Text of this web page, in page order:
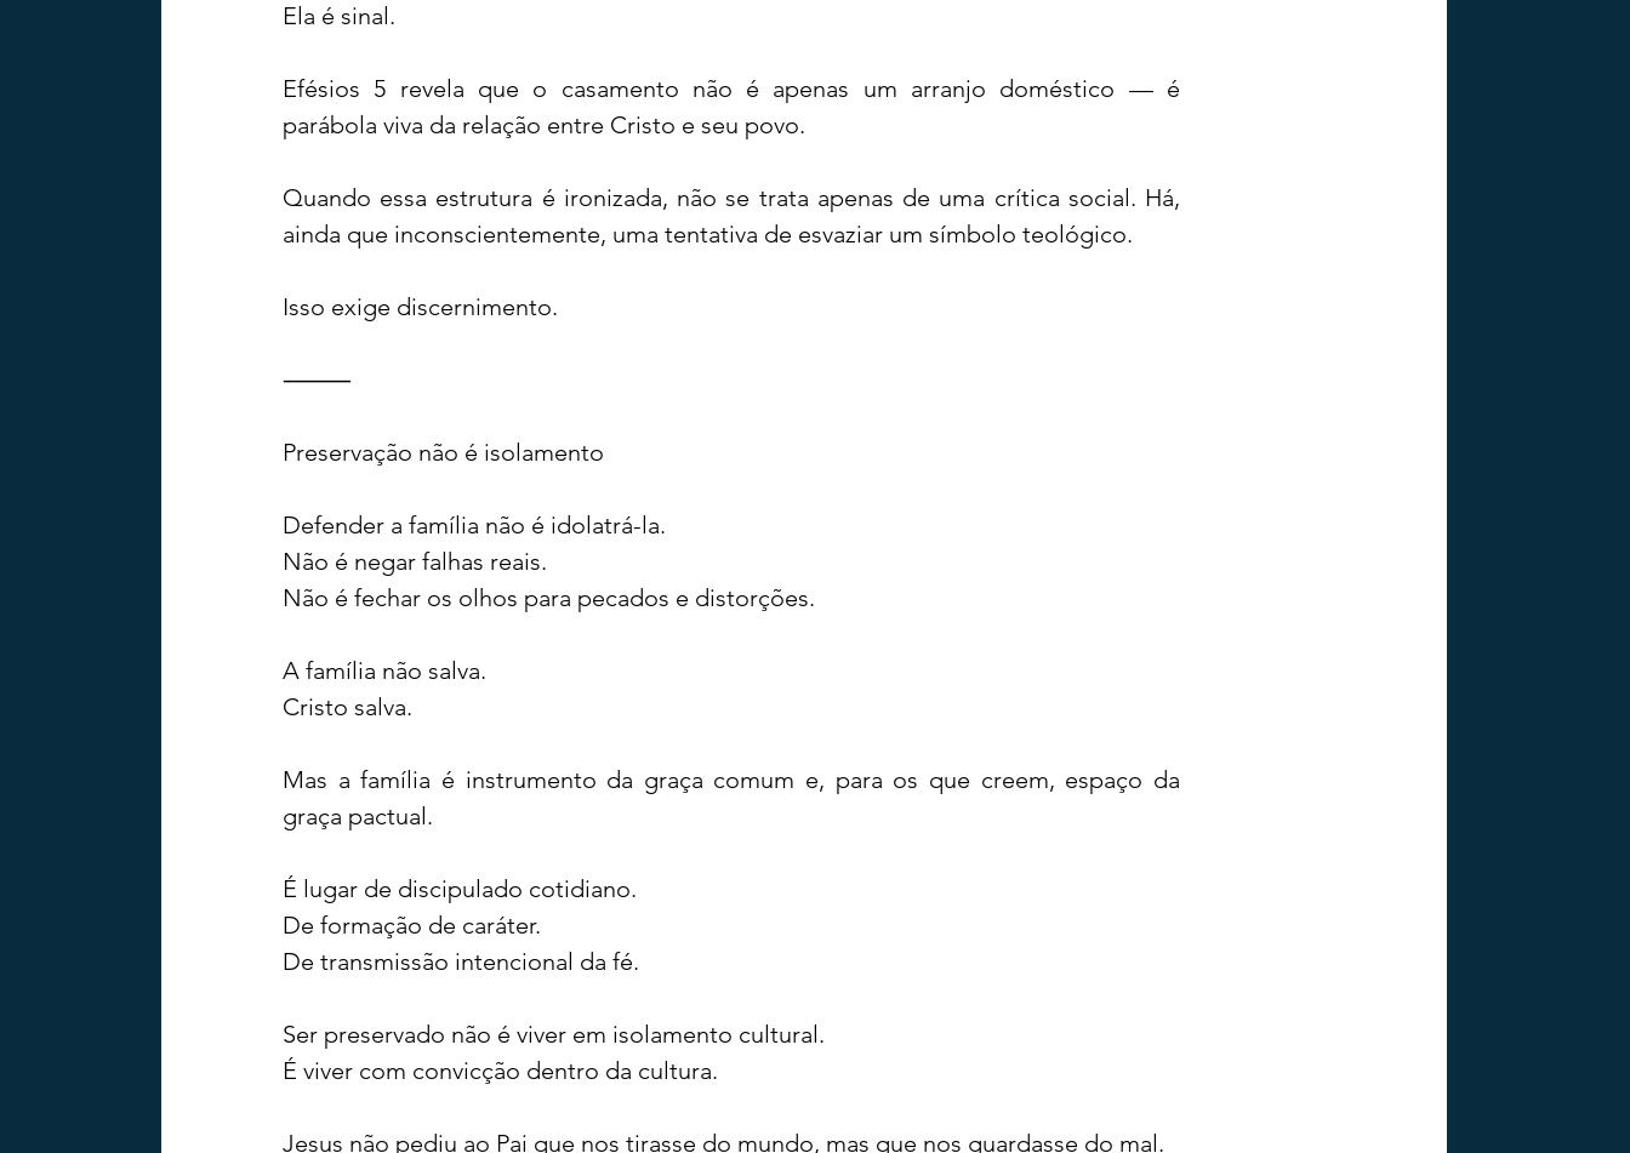
Ela é sinal.
Efésios 5 revela que o casamento não é apenas um arranjo doméstico — é
parábola viva da relação entre Cristo e seu povo.
Quando essa estrutura é ironizada, não se trata apenas de uma crítica social. Há,
ainda que inconscientemente, uma tentativa de esvaziar um símbolo teológico.
Isso exige discernimento.
⸻
Preservação não é isolamento
Defender a família não é idolatrá-la.
Não é negar falhas reais.
Não é fechar os olhos para pecados e distorções.
A família não salva.
Cristo salva.
Mas a família é instrumento da graça comum e, para os que creem, espaço da
graça pactual.
É lugar de discipulado cotidiano.
De formação de caráter.
De transmissão intencional da fé.
Ser preservado não é viver em isolamento cultural.
É viver com convicção dentro da cultura.
Jesus não pediu ao Pai que nos tirasse do mundo, mas que nos guardasse do mal.